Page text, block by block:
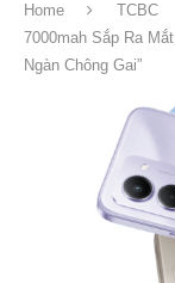
Home TCBC
7000mah Sắp Ra
Ngàn Chông Gai”